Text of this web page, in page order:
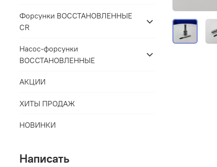
Форсунки ВОССТАНОВЛЕННЫЕ
CR
Насос-форсунки
ВОССТАНОВЛЕННЫЕ
АКЦИИ
ХИТЫ ПРОДАЖ
НОВИНКИ
Написать